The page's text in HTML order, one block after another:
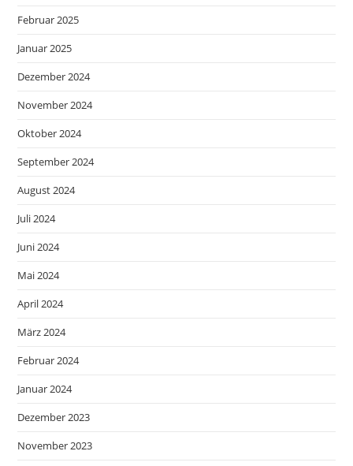
Februar 2025
Januar 2025
Dezember 2024
November 2024
Oktober 2024
September 2024
August 2024
Juli 2024
Juni 2024
Mai 2024
April 2024
März 2024
Februar 2024
Januar 2024
Dezember 2023
November 2023